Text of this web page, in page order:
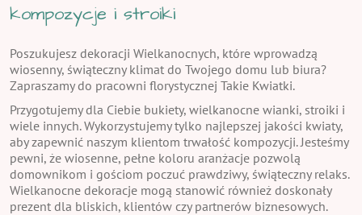
kompozycje i stroiki
Poszukujesz dekoracji Wielkanocnych, które wprowadzą
wiosenny, świąteczny klimat do Twojego domu lub biura?
Zapraszamy do pracowni florystycznej Takie Kwiatki.
Przygotujemy dla Ciebie bukiety, wielkanocne wianki, stroiki i
wiele innych. Wykorzystujemy tylko najlepszej jakości kwiaty,
aby zapewnić naszym klientom trwałość kompozycji. Jesteśmy
pewni, że wiosenne, pełne koloru aranżacje pozwolą
domownikom i gościom poczuć prawdziwy, świąteczny relaks.
Wielkanocne dekoracje mogą stanowić również doskonały
prezent dla bliskich, klientów czy partnerów biznesowych.